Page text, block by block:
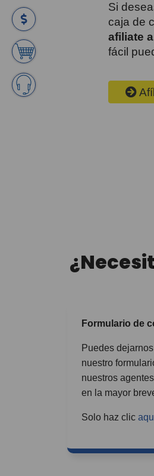
Si
caja de
afiliate
fácil
Formulario de
Puedes
nuestro
nuestros
en la mayor
Solo haz clic